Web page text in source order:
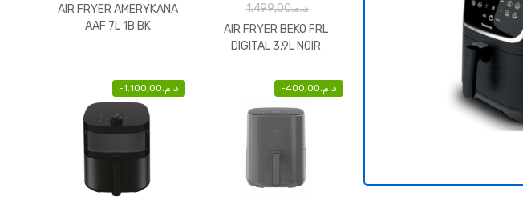
AIR FRYER AMERYKANA
AAF 7L 1B BK
د.م.1.499,00
AIR FRYER BEKO FRL
DIGITAL 3,9L NOIR
- د.م.1.100,00 - د.م.400,00